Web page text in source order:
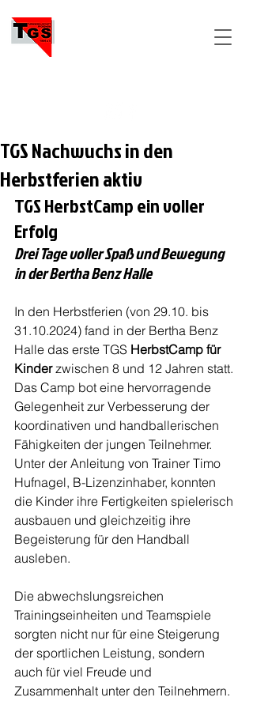
TGS Nachwuchs in den
Herbstferien aktiv
TGS HerbstCamp ein voller
Erfolg
Drei Tage voller Spaß und Bewegung
in der Bertha Benz Halle
In den Herbstferien (von 29.10. bis
31.10.2024) fand in der Bertha Benz
Halle das erste TGS HerbstCamp für
Kinder zwischen 8 und 12 Jahren statt.
Das Camp bot eine hervorragende
Gelegenheit zur Verbesserung der
koordinativen und handballerischen
Fähigkeiten der jungen Teilnehmer.
Unter der Anleitung von Trainer Timo
Hufnagel, B-Lizenzinhaber, konnten
die Kinder ihre Fertigkeiten spielerisch
ausbauen und gleichzeitig ihre
Begeisterung für den Handball
ausleben.
Die abwechslungsreichen
Trainingseinheiten und Teamspiele
sorgten nicht nur für eine Steigerung
der sportlichen Leistung, sondern
auch für viel Freude und
Zusammenhalt unter den Teilnehmern.